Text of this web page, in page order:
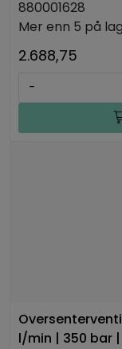
880001628
Mer enn 5 på
2.688,75
-
l/min | 350 bar |